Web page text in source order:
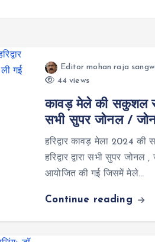
Editor mohan raja
44 views
कावड़ मेले की सकुशल
सभी सुपर जोनल /
हरिद्वार कावड़ मेला 2024 की
हरिद्वार द्वारा सभी सुपर
आयोजित की गई जिसमें मेले…
Continue reading